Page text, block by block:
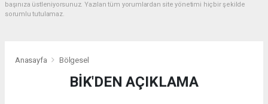
başınıza üstleniyorsunuz. Yazılan tüm yorumlardan site yönetimi hiçbir şekilde
sorumlu tutulamaz.
Anasayfa Bölgesel
BİK'DEN AÇIKLAMA